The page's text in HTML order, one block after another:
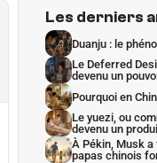
Les derniers
Duanju : le
Le Deferred
devenu un
Pourquoi en
Le yuezi, ou
devenu un
À Pékin, Musk a
papas chinois